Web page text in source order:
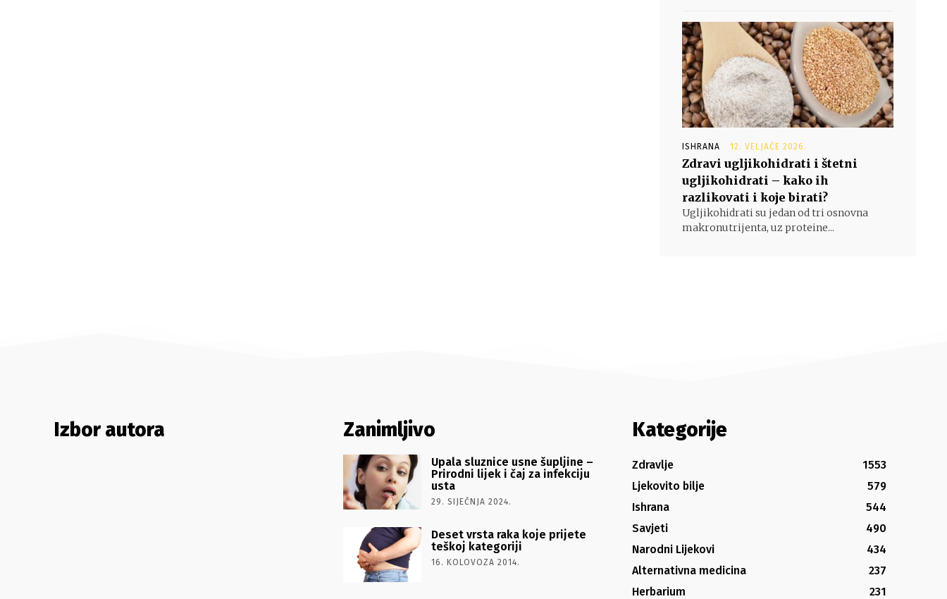
ISHRANA 12. VELJAČE 2026.
Zdravi ugljikohidrati i štetni
ugljikohidrati – kako ih
razlikovati i koje birati?
Ugljikohidrati su jedan od tri osnovna
makronutrijenta, uz proteine...
Izbor autora Zanimljivo
Upala sluznice usne šupljine –
Prirodni lijek i čaj za infekciju
usta
29. SIJEČNJA 2024.
Deset vrsta raka koje prijete
teškoj kategoriji
16. KOLOVOZA 2014.
Kategorije
Zdravlje
1553
Ljekovito bilje
579
Ishrana
544
Savjeti
490
Narodni Lijekovi
434
Alternativna medicina
237
Herbarium
231